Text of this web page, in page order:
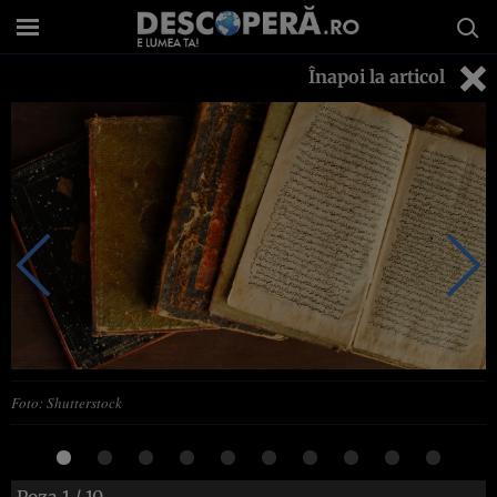
Înapoi la articol
Foto: Shutterstock